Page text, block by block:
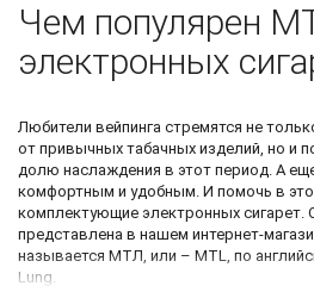
Чем популярен
электронных
Любители вейпинга стремятся не
от привычных табачных изделий, но и
долю наслаждения в этот период. А
комфортным и удобным. И помочь в
комплектующие электронных сигарет.
представлена в нашем интернет-
называется МТЛ, или – MTL, по
Lung.